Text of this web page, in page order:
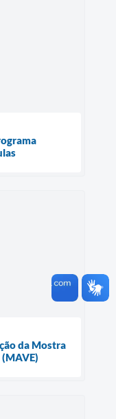
da Mostra